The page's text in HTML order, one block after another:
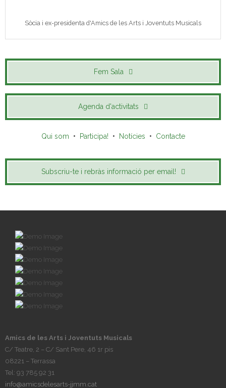
Sòcia i ex-presidenta d'Amics de les Arts i Joventuts Musicals
Fem Sala
Agenda d'activitats
Qui som • Participa! • Notícies • Contacte
Subscriu-te i rebràs informació per email!
Amics de les Arts i Joventuts Musicals
C/ Teatre, 2 – C/ Sant Pere, 46 1r pis
08221 – Terrassa
Tel: 93 785 92 31
info@amicsdelesarts-jjmm.cat